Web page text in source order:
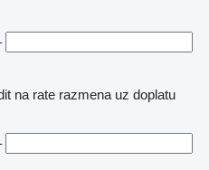
na rate razmena uz doplatu